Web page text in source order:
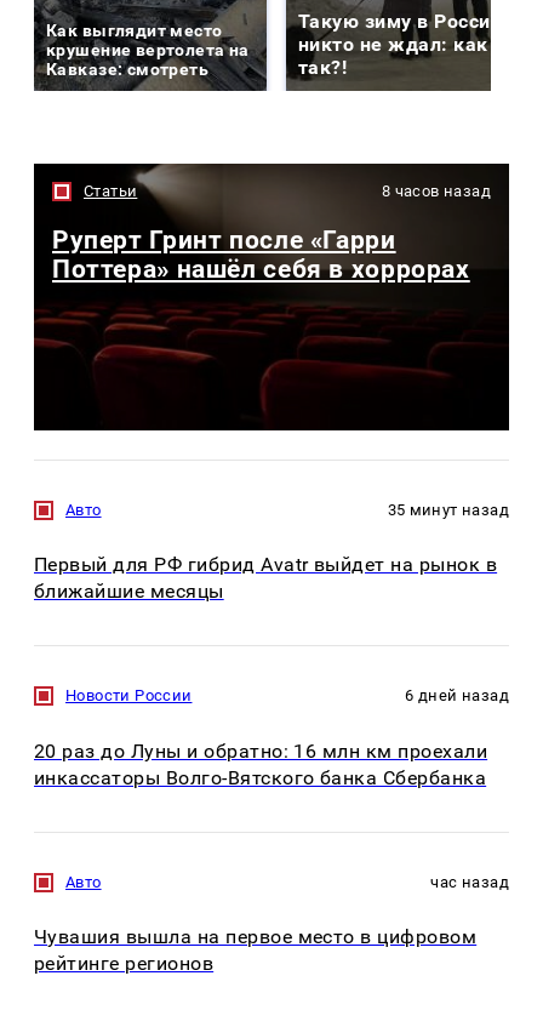
Как выглядит место
крушение вертолета на
Кавказе: смотреть
Такую зиму в России
никто не ждал: как
так?!
Статьи 8 часов назад
Руперт Гринт после «Гарри
Поттера» нашёл себя в хоррорах
Авто 35 минут назад
Первый для РФ гибрид Avatr выйдет на рынок в
ближайшие месяцы
Новости России 6 дней назад
20 раз до Луны и обратно: 16 млн км проехали
инкассаторы Волго-Вятского банка Сбербанка
Авто час назад
Чувашия вышла на первое место в цифровом
рейтинге регионов